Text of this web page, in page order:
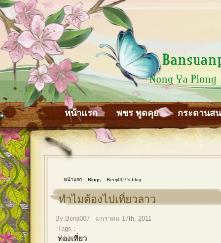
หน้าแรก พชร พูดคุย กระดานส
หน้าแรก :: Blogs :: Benji007's blog
ทำไมต้องไปเที่ยวลาว
By Benji007 - มกราคม 17th, 2011
Tags :
ท่องเที่ยว